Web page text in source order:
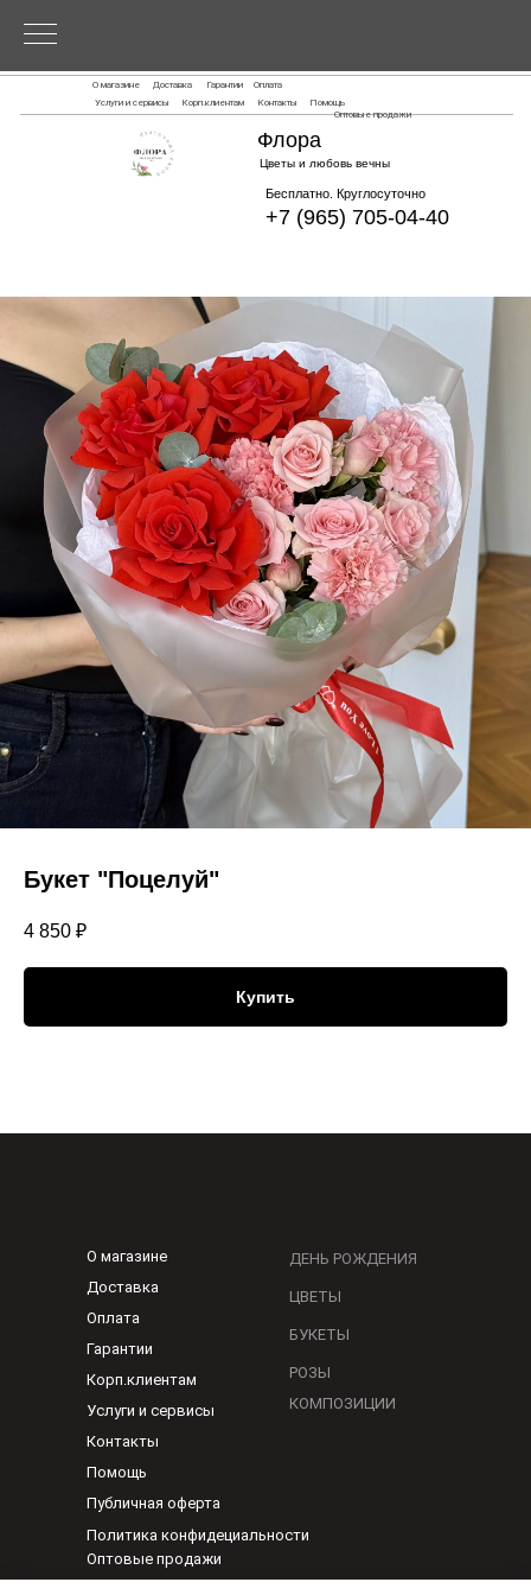
О магазине Доставка Оплата
Гарантии
Корп.клиентам
Услуги и сервисы Контакты
Помощь
Оптовые продажи
Флора
Цветы и любовь вечны
Бесплатно. Круглосуточно
+7 (965) 705-04-40
Букет "Поцелуй"
4 850 ₽
Купить
О магазине
Оплата
Доставка
Гарантии
Корп.клиентам
Услуги и сервисы
Контакты
Помощь
Публичная оферта
Политика конфидециальности
ДЕНЬ РОЖДЕНИЯ
ЦВЕТЫ
БУКЕТЫ
РОЗЫ
КОМПОЗИЦИИ
Оптовые продажи